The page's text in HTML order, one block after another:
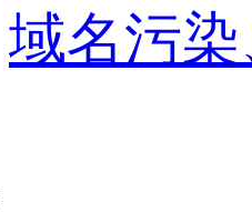
域名污